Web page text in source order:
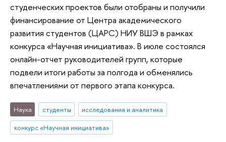
студенческих проектов были отобраны и получили
финансирование от Центра академического
развития студентов (ЦАРС) НИУ ВШЭ в рамках
конкурса «Научная инициатива». В июле состоялся
онлайн-отчет руководителей групп, которые
подвели итоги работы за полгода и обменялись
впечатлениями от первого этапа конкурса.
Наука студенты
исследования и аналитика
конкурс «Научная инициатива»